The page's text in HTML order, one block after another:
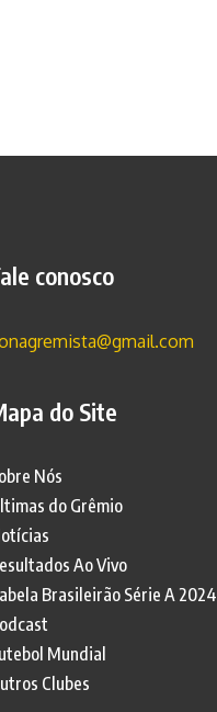
conosco
do Site
Nós
do Grêmio
Ao Vivo
Brasileirão Série A 2024
Mundial
Clubes